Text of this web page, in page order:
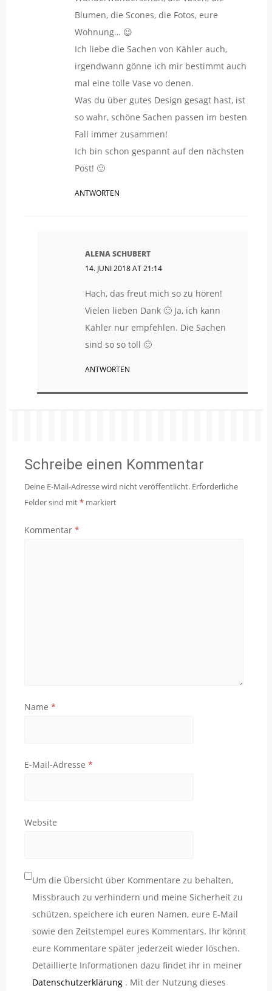
Blumen, die Scones, die Fotos, eure
Wohnung… 😉
Ich liebe die Sachen von Kähler auch,
irgendwann gönne ich mir bestimmt auch
mal eine tolle Vase vo denen.
Was du über gutes Design gesagt hast, ist
so wahr, schöne Sachen passen im besten
Fall immer zusammen!
Ich bin schon gespannt auf den nächsten
Post! 🙂
ANTWORTEN
ALENA SCHUBERT
14. JUNI 2018 AT 21:14
Hach, das freut mich so zu hören!
Vielen lieben Dank 🙂 Ja, ich kann
Kähler nur empfehlen. Die Sachen
sind so so toll 🙂
ANTWORTEN
Schreibe einen Kommentar
Deine E-Mail-Adresse wird nicht veröffentlicht. Erforderliche
Felder sind mit* markiert
Kommentar *
Name *
E-Mail-Adresse *
Website
Um die Übersicht über Kommentare zu behalten,
Missbrauch zu verhindern und meine Sicherheit zu
schützen, speichere ich euren Namen, eure E-Mail
sowie den Zeitstempel eures Kommentars. Ihr könnt
eure Kommentare später jederzeit wieder löschen.
Detaillierte Informationen dazu findet ihr in meiner
Datenschutzerklärung . Mit der Nutzung dieses